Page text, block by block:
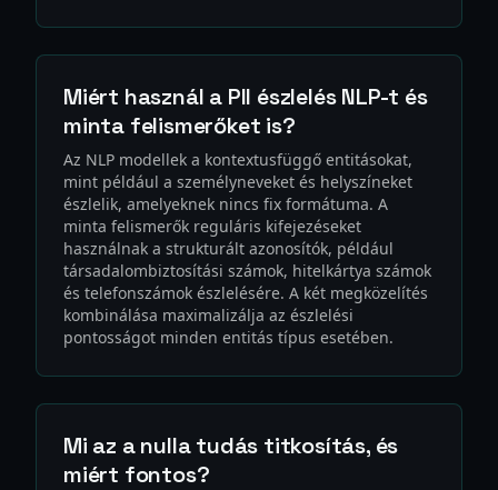
Miért használ a PII észlelés NLP-t és
minta felismerőket is?
Az NLP modellek a kontextusfüggő entitásokat,
mint például a személyneveket és helyszíneket
észlelik, amelyeknek nincs fix formátuma. A
minta felismerők reguláris kifejezéseket
használnak a strukturált azonosítók, például
társadalombiztosítási számok, hitelkártya számok
és telefonszámok észlelésére. A két megközelítés
kombinálása maximalizálja az észlelési
pontosságot minden entitás típus esetében.
Mi az a nulla tudás titkosítás, és
miért fontos?